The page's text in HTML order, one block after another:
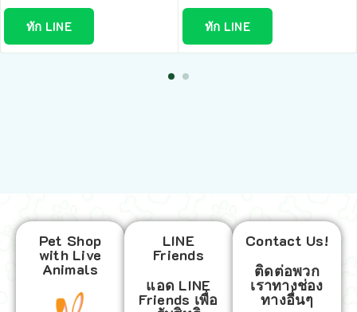
ทัก LINE ทัก LINE
Pet Shop
with Live
Animals
LINE
Friends
แอด LINE
Friends เพื่อ
Contact Us!
ติดต่อพวก
เราทางช่อง
ทางอื่นๆ